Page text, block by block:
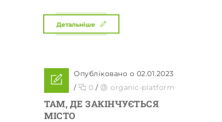
Детальніше
Опубліковано о 02.01.2023
/
0 / organic-platform
ТАМ, ДЕ ЗАКІНЧУЄТЬСЯ
МІСТО